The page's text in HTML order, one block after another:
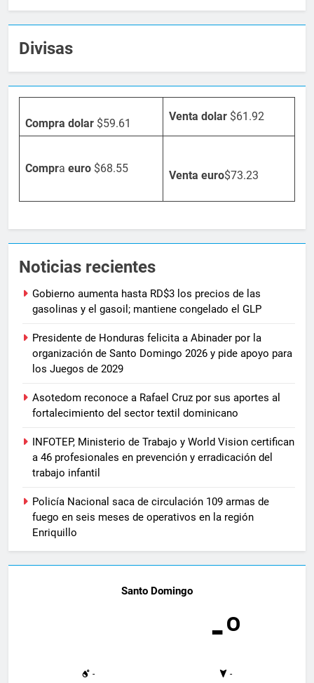
Divisas
Compra dolar $59.61
Venta dolar $61.92
Compra euro $68.55
Venta euro$73.23
Noticias recientes
Gobierno aumenta hasta RD$3 los precios de las
gasolinas y el gasoil; mantiene congelado el GLP
Presidente de Honduras felicita a Abinader por la
organización de Santo Domingo 2026 y pide apoyo para
los Juegos de 2029
Asotedom reconoce a Rafael Cruz por sus aportes al
fortalecimiento del sector textil dominicano
INFOTEP, Ministerio de Trabajo y World Vision certifican
a 46 profesionales en prevención y erradicación del
trabajo infantil
Policía Nacional saca de circulación 109 armas de
fuego en seis meses de operativos en la región
Enriquillo
Santo Domingo
-º
-
-